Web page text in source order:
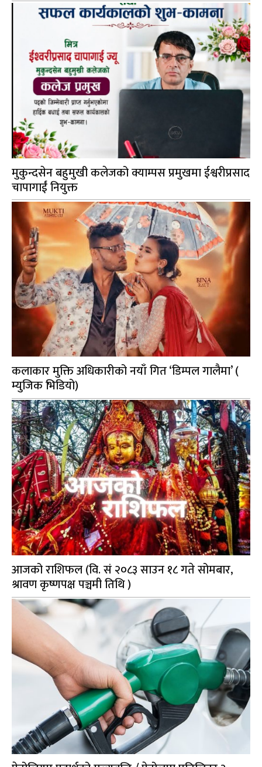
मुकुन्दसेन बहुमुखी कलेजको क्याम्पस प्रमुखमा ईश्वरीप्रसाद
चापागाईं नियुक्त
कलाकार मुक्ति अधिकारीको नयाँ गित ‘डिम्पल गालैमा’ (
म्युजिक भिडियो)
आजको राशिफल (वि. सं २०८३ साउन १८ गते सोमबार,
श्रावण कृष्णपक्ष पञ्चमी तिथि )